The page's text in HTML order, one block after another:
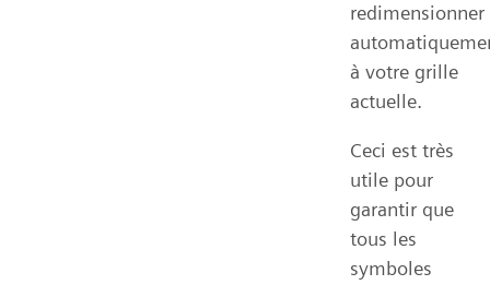
redimensionner
à votre grille
actuelle.
Ceci est très
utile pour
garantir que
tous les
symboles